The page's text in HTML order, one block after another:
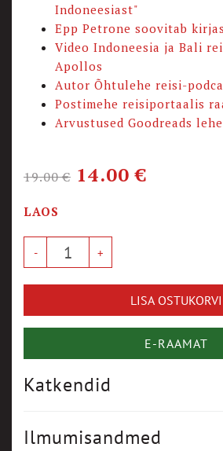
Indoneesiast"
Epp Petrone soovitab
Video Indoneesia ja Bali
Apollos
Autor Õhtulehe reisi-
Postimehe reisiportaalis
Arvustused Goodreads
19.00€ 14.00€
LAOS
LISA OSTUKORVI
E-RAAMAT
Katkendid
Ilmumisandmed